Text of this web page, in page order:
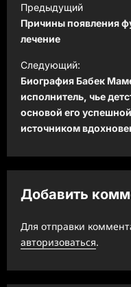
а
в
и
г
а
ц
я
з
п
и
с
Предыдущий
Причины появления
лечение
Следующий:
Биография Бабек
исполнитель, чье
основой его
источником
Добавить
Для отправки
авторизоваться.